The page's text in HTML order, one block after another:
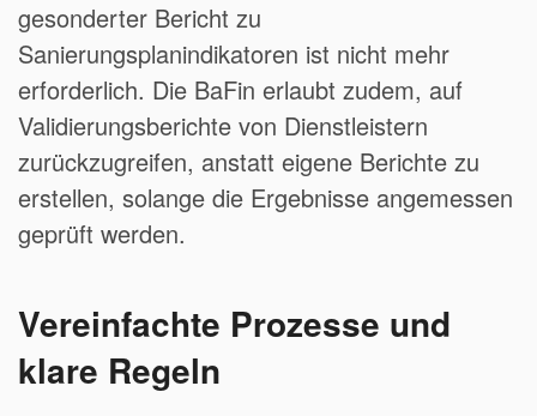
gesonderter Bericht zu
Sanierungsplanindikatoren ist nicht mehr
erforderlich. Die BaFin erlaubt zudem, auf
Validierungsberichte von Dienstleistern
zurückzugreifen, anstatt eigene Berichte zu
erstellen, solange die Ergebnisse angemessen
geprüft werden.
Vereinfachte Prozesse und
klare Regeln